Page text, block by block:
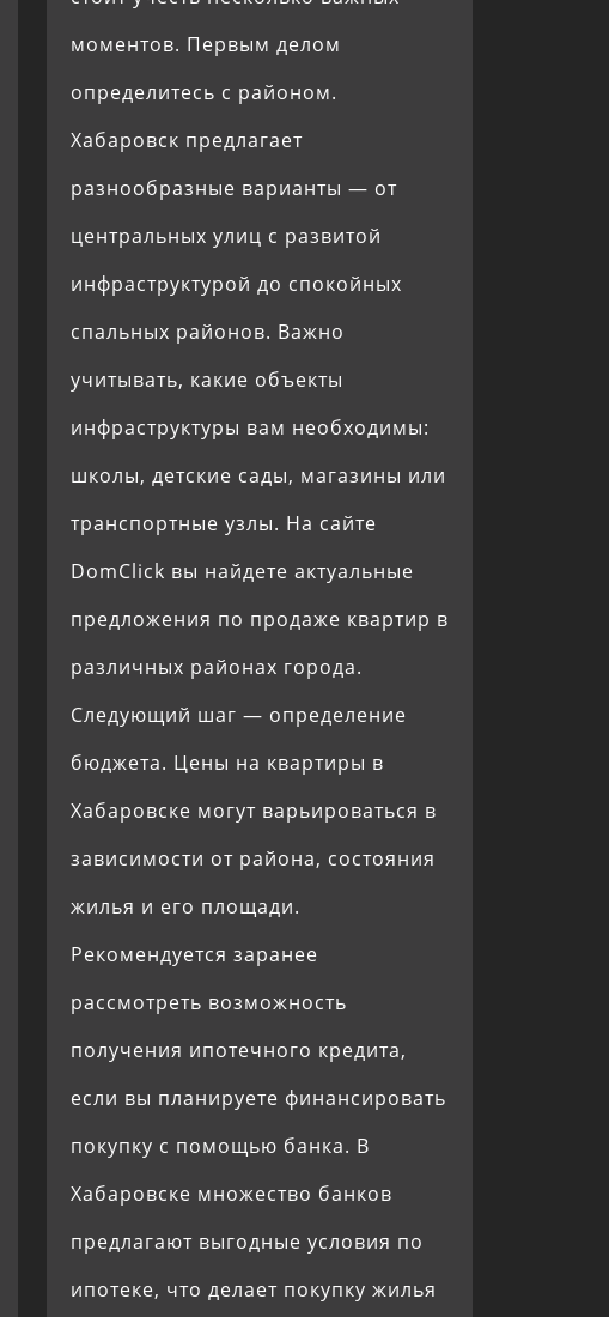
моментов. Первым делом
определитесь с районом.
Хабаровск предлагает
разнообразные варианты — от
центральных улиц с развитой
инфраструктурой до спокойных
спальных районов. Важно
учитывать, какие объекты
инфраструктуры вам необходимы:
школы, детские сады, магазины или
транспортные узлы. На сайте
DomClick вы найдете актуальные
предложения по продаже квартир в
различных районах города.
Следующий шаг — определение
бюджета. Цены на квартиры в
Хабаровске могут варьироваться в
зависимости от района, состояния
жилья и его площади.
Рекомендуется заранее
рассмотреть возможность
получения ипотечного кредита,
если вы планируете финансировать
покупку с помощью банка. В
Хабаровске множество банков
предлагают выгодные условия по
ипотеке, что делает покупку жилья